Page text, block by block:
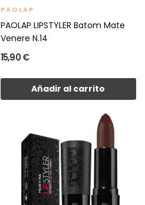
PAOLAP
PAOLAP LIPSTYLER Batom Mate
Venere N.14
15,90 €
Añadir al carrito